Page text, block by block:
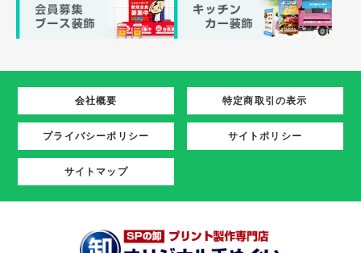
会社概要 特定商取引の表示
プライバシーポリシー サイトポリシー
サイトマップ